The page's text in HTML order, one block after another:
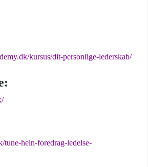
kursus/dit-personlige-lederskab/
tune-hein-foredrag-ledelse-